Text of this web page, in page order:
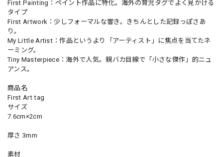
First Painting：ペイント作品に特化。海外の育児タグでよく見かける
タイプ
First Artwork：少しフォーマルな響き。きちんとした記録っぽさあ
り。
My Little Artist：作品というより「アーティスト」に焦点を当てたネ
ーミング。
Tiny Masterpiece：海外で人気。親バカ目線で「小さな傑作」的ニュ
アンス。
商品名
First Art tag
サイズ
7.6cm×2cm
厚さ 3mm
素材